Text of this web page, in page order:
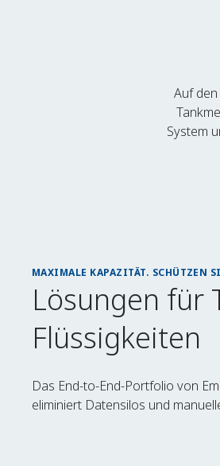
Auf
System
MAXIMALE KAPAZITÄT. SCHÜTZEN
Lösungen für
Flüssigkeiten
Das End-to-End-Portfolio von
eliminiert Datensilos und